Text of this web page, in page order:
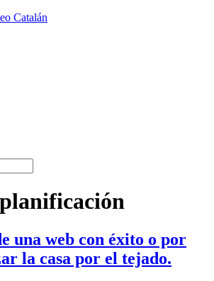
Catalán
planificación
una web con éxito o por
la casa por el tejado.